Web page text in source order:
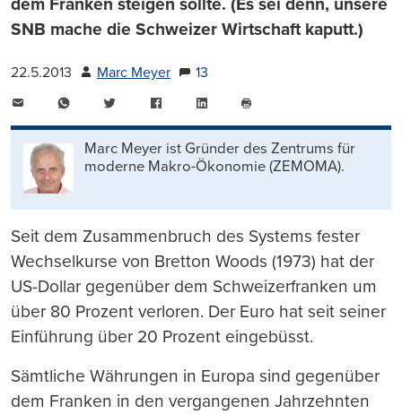
SNB mache die Schweizer Wirtschaft kaputt.)
22.5.2013 Marc Meyer
13
WhatsAppTwitter FacebookLinkedIn
drucken
Marc Meyer ist Gründer des Zentrums für
moderne Makro-Ökonomie (ZEMOMA).
Seit dem Zusammenbruch des Systems fester
Wechselkurse von Bretton Woods (1973) hat der
US-Dollar gegenüber dem Schweizerfranken um
über 80 Prozent verloren. Der Euro hat seit seiner
Einführung über 20 Prozent eingebüsst.
Sämtliche Währungen in Europa sind gegenüber
dem Franken in den vergangenen Jahrzehnten